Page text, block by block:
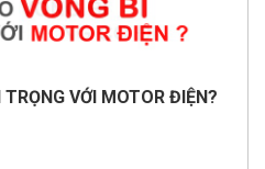
VỚI MOTOR ĐIỆN?